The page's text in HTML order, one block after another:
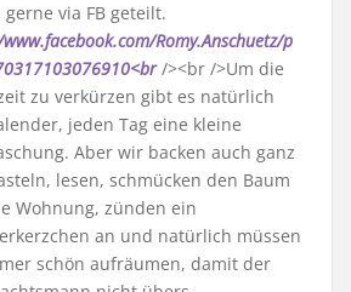
gerne via FB geteilt.
Romy.Anschuetz/p
/><br />Um die
zu verkürzen gibt es natürlich
jeden Tag eine kleine
Aber wir backen auch ganz
lesen, schmücken den Baum
Wohnung, zünden ein
an und natürlich müssen
schön aufräumen, damit der